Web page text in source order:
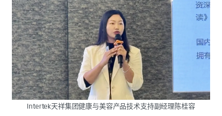
Intertek天祥集团健康与美容产品技术支持副经理陈桂容